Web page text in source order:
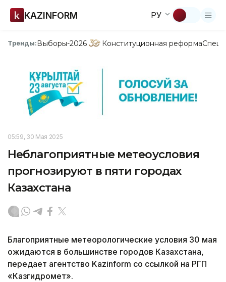
KAZINFORM РУ
Тренды:Выборы-2026 Конституционная реформа
05:59, 30 Мая 2025
Неблагоприятные метеоусловия
прогнозируют в пяти городах
Казахстана
Благоприятные метеорологические условия 30 мая
ожидаются в большинстве городов Казахстана,
передает агентство Kazinform со ссылкой на РГП
«Казгидромет».